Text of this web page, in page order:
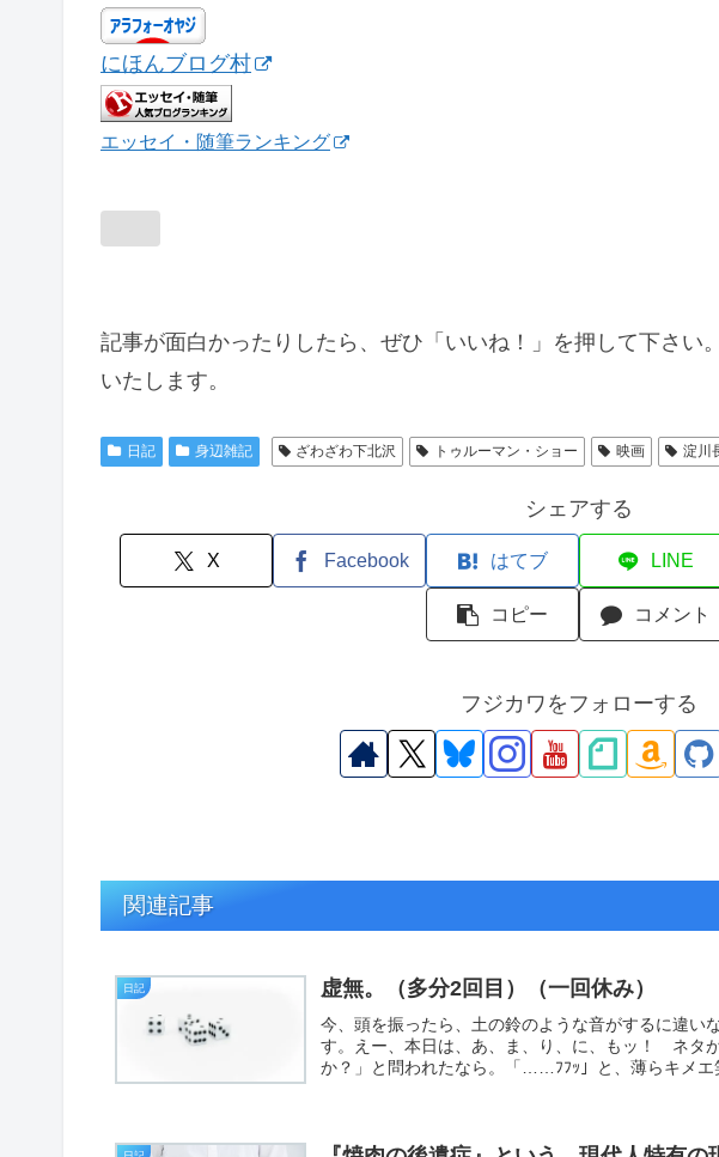
にほんブログ村
エッセイ・随筆ランキング
記事が面白かったりしたら、ぜひ「いいね！」を押して下さい
いたします。
日記 身辺雑記 ざわざわ下北沢 トゥルーマン・ショー 映画 淀川
シェアする
X Facebook はてブ LINE
コピー コメント
フジカワをフォローする
関連記事
日記 虚無。（多分2回目）（一回休み）
今、頭を振ったら、土の鈴のような音がするに違い
す。えー、本日は、あ、ま、り、に、もッ！ ネタ
か？」と問われたなら。「……ﾌﾌｯ」と、薄らキメエ